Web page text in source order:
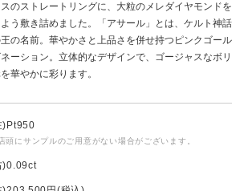
のストレートリングに、大粒のメレダイヤモンドを
う敷き詰めました。「アサール」とは、ケルト神話
の名前。華やかさと上品さを併せ持つピンクゴール
ーション。立体的なデザインで、ゴージャスなボリ
華やかに彩ります。
)Pt950
頭にサンプルのご用意がない場合がございます。
)0.09ct